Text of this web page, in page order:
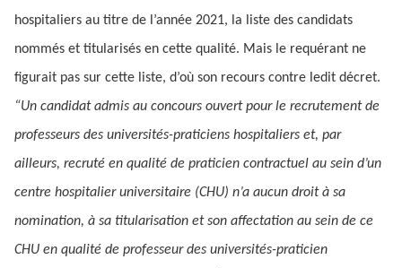
hospitaliers au titre de l’année 2021, la liste des candidats
nommés et titularisés en cette qualité. Mais le requérant ne
figurait pas sur cette liste, d’où son recours contre ledit décret.
“Un candidat admis au concours ouvert pour le recrutement de
professeurs des universités-praticiens hospitaliers et, par
ailleurs, recruté en qualité de praticien contractuel au sein d’un
centre hospitalier universitaire (CHU) n’a aucun droit à sa
nomination, à sa titularisation et son affectation au sein de ce
CHU en qualité de professeur des universités-praticien